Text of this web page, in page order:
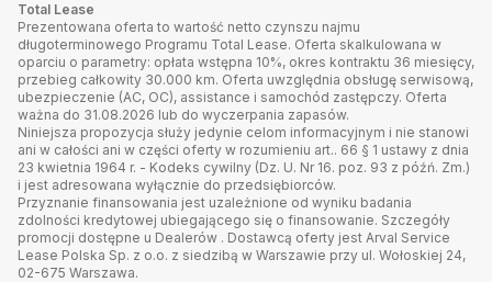
Total Lease
Prezentowana oferta to wartość netto czynszu najmu
długoterminowego Programu Total Lease. Oferta skalkulowana w
oparciu o parametry: opłata wstępna 10%, okres kontraktu 36 miesięcy,
przebieg całkowity 30.000 km. Oferta uwzględnia obsługę serwisową,
ubezpieczenie (AC, OC), assistance i samochód zastępczy. Oferta
ważna do 31.08.2026 lub do wyczerpania zapasów.
Niniejsza propozycja służy jedynie celom informacyjnym i nie stanowi
ani w całości ani w części oferty w rozumieniu art.. 66 § 1 ustawy z dnia
23 kwietnia 1964 r. - Kodeks cywilny (Dz. U. Nr 16. poz. 93 z późń. Zm.)
i jest adresowana wyłącznie do przedsiębiorców.
Przyznanie finansowania jest uzależnione od wyniku badania
zdolności kredytowej ubiegającego się o finansowanie. Szczegóły
promocji dostępne u Dealerów . Dostawcą oferty jest Arval Service
Lease Polska Sp. z o.o. z siedzibą w Warszawie przy ul. Wołoskiej 24,
02-675 Warszawa.